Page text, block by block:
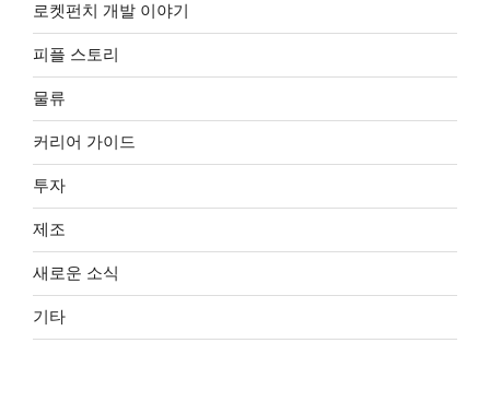
로켓펀치 개발 이야기
피플 스토리
물류
커리어 가이드
투자
제조
새로운 소식
기타